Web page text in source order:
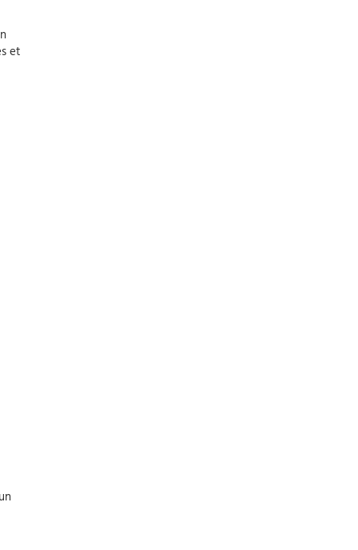
et